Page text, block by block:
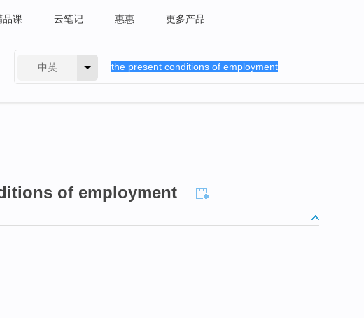
品课 云笔记 惠惠 更多产品
中英
of employment